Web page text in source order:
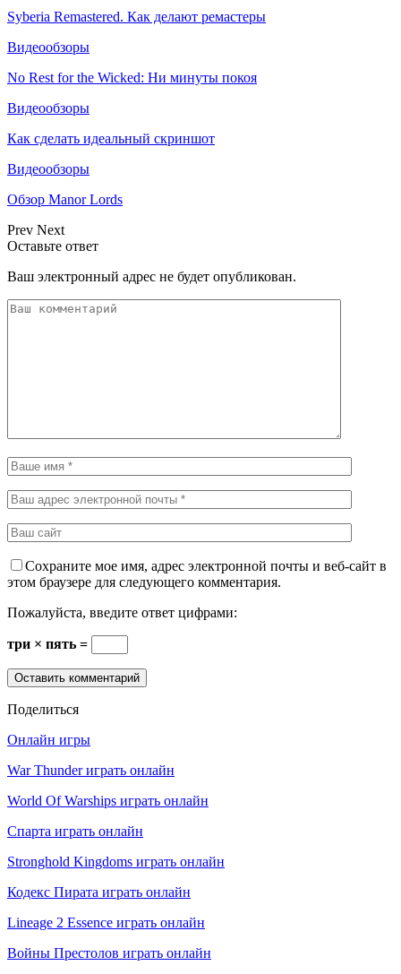
Syberia Remastered. Как делают ремастеры
Видеообзоры
No Rest for the Wicked: Ни минуты покоя
Видеообзоры
Как сделать идеальный скриншот
Видеообзоры
Обзор Manor Lords
Prev Next
Оставьте ответ
Ваш электронный адрес не будет опубликован.
Сохраните мое имя, адрес электронной почты и веб-сайт в
этом браузере для следующего комментария.
Пожалуйста, введите ответ цифрами:
три × пять =
Поделиться
Онлайн игры
War Thunder играть онлайн
World Of Warships играть онлайн
Спарта играть онлайн
Stronghold Kingdoms играть онлайн
Кодекс Пирата играть онлайн
Lineage 2 Essence играть онлайн
Войны Престолов играть онлайн